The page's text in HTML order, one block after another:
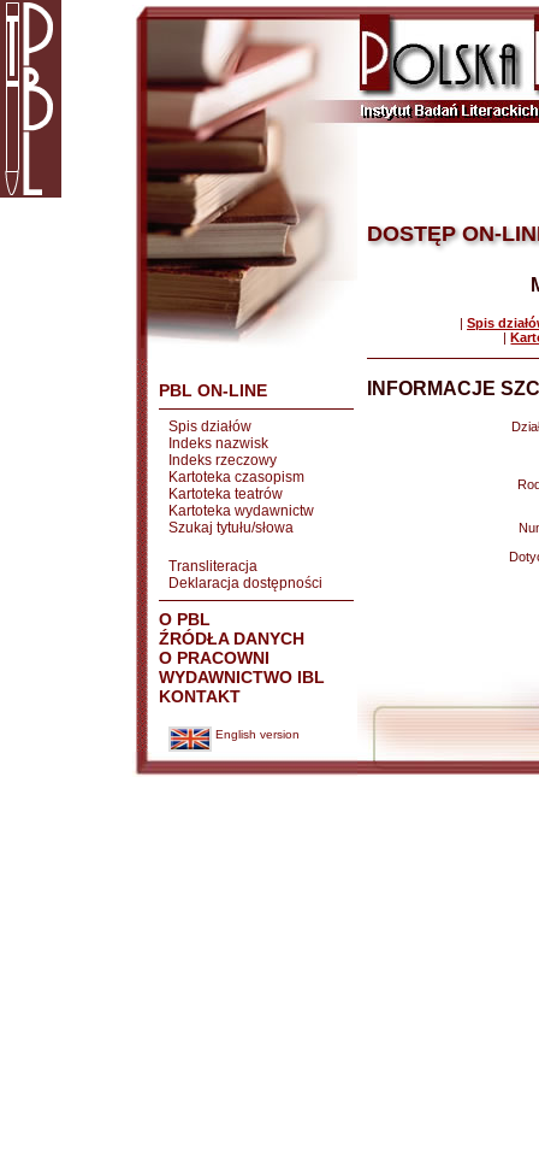
PBL ON-LINE
Spis działów
Indeks nazwisk
Indeks rzeczowy
Kartoteka czasopism
Kartoteka teatrów
Kartoteka wydawnictw
Szukaj tytułu/słowa
Transliteracja
Deklaracja dostępności
O PBL
ŹRÓDŁA DANYCH
O PRACOWNI
WYDAWNICTWO IBL
KONTAKT
English version
DOSTĘP ON-
| Spis
|
INFORMACJE